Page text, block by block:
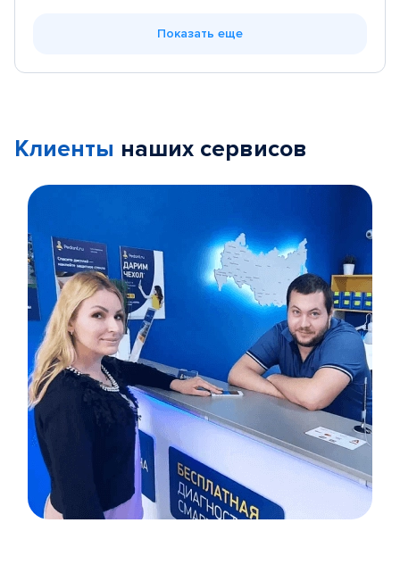
Показать еще
Клиенты наших сервисов